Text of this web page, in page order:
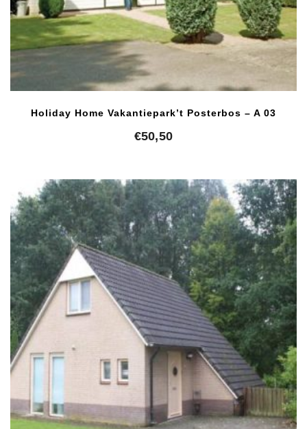
Holiday Home Vakantiepark’t Posterbos – A 03
€50,50